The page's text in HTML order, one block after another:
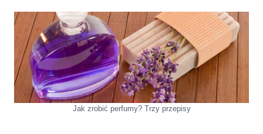
Jak zrobić perfumy? Trzy przepisy